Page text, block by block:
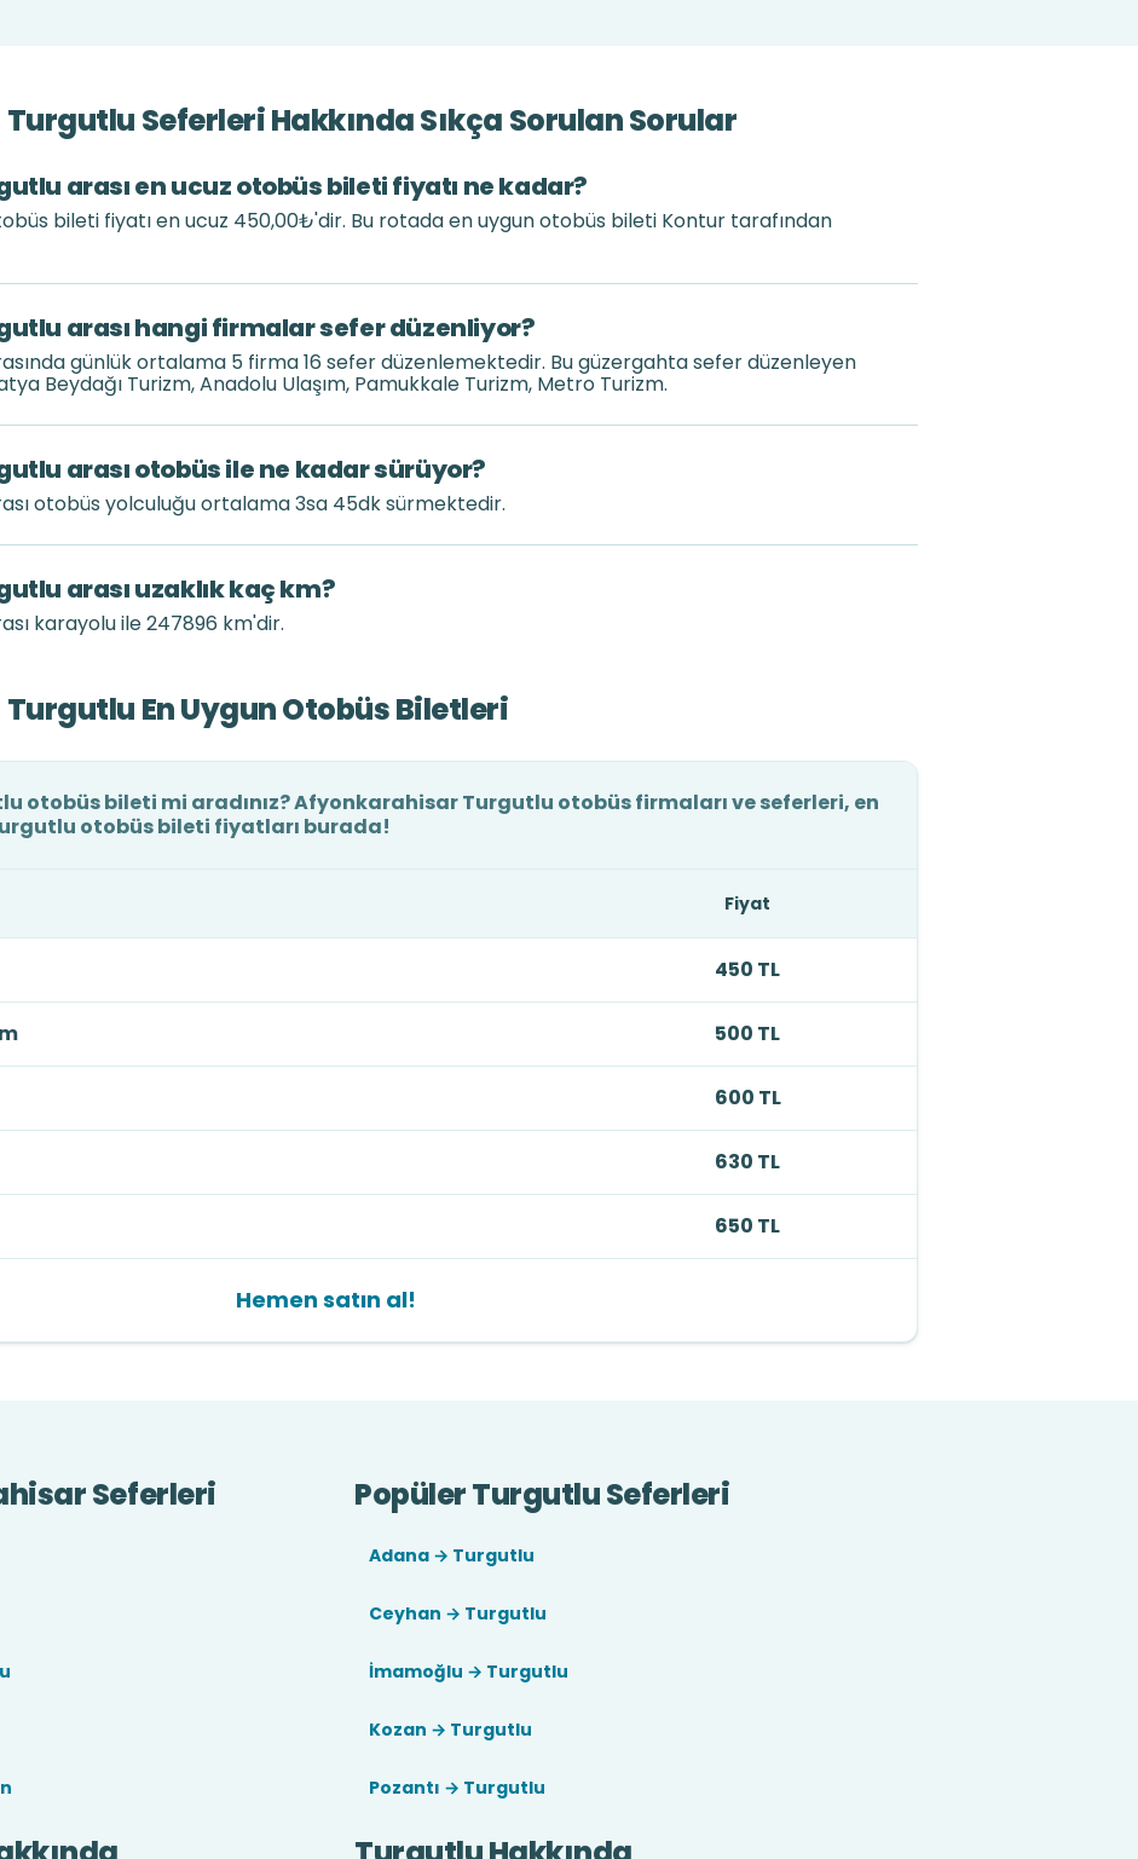
Seferleri Hakkında Sıkça Sorulan Sorular
arası en ucuz otobüs bileti fiyatı ne kadar?
bileti fiyatı en ucuz 450,00₺'dir. Bu rotada en uygun otobüs bileti Kontur tarafından
arası hangi firmalar sefer düzenliyor?
günlük ortalama 5 firma 16 sefer düzenlemektedir. Bu güzergahta sefer düzenleyen
Beydağı Turizm, Anadolu Ulaşım, Pamukkale Turizm, Metro Turizm.
arası otobüs ile ne kadar sürüyor?
otobüs yolculuğu ortalama 3sa 45dk sürmektedir.
arası uzaklık kaç km?
karayolu ile 247896 km'dir.
En Uygun Otobüs Biletleri
otobüs bileti mi aradınız? Afyonkarahisar Turgutlu otobüs firmaları ve seferleri, en
otobüs bileti fiyatları burada!
Fiyat
450 TL
500 TL
600 TL
630 TL
650 TL
Hemen satın al!
Seferleri Popüler Turgutlu Seferleri
Adana → Turgutlu
Ceyhan → Turgutlu
İmamoğlu → Turgutlu
Kozan → Turgutlu
Pozantı → Turgutlu